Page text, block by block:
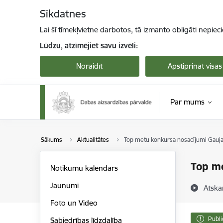
Sīkdatnes
Lai šī tīmekļvietne darbotos, tā izmanto obligāti
Lūdzu, atzīmējiet savu izvēli:
Noraidīt Apstiprināt visas
Par mums
Sākums Aktualitātes Top metu konkursa nosacījumi
Top
Notikumu kalendārs
Jaunumi
Foto un Video
Sabiedrības līdzdalība